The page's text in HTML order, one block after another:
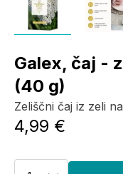
Galex, čaj -
(40 g)
Zeliščni čaj iz zeli
4,99 €